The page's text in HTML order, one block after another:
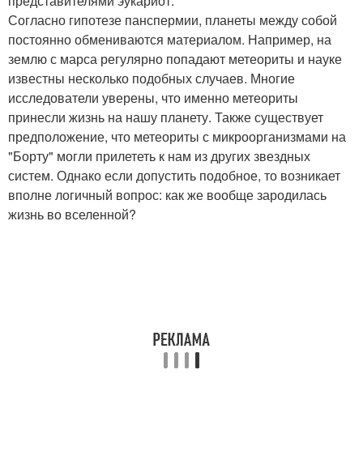
Согласно гипотезе панспермии, планеты между собой
постоянно обмениваются материалом. Например, на
землю с марса регулярно попадают метеориты и науке
известны несколько подобных случаев. Многие
исследователи уверены, что именно метеориты
принесли жизнь на нашу планету. Также существует
предположение, что метеориты с микроорганизмами на
"Борту" могли прилететь к нам из других звездных
систем. Однако если допустить подобное, то возникает
вполне логичный вопрос: как же вообще зародилась
жизнь во вселенной?